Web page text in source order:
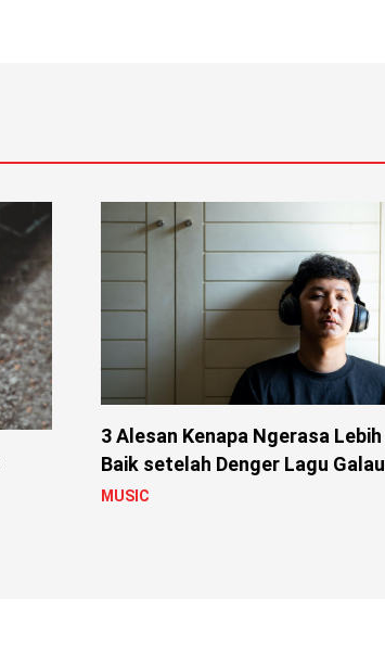
3 Alesan Kenapa Ngerasa Lebih
Baik setelah Denger Lagu Galau
MUSIC